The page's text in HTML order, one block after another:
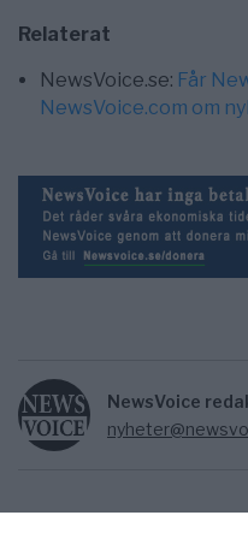
Relaterat
NewsVoice.se: Får
NewsVoice.com om
NewsVoice